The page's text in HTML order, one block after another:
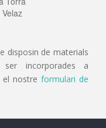
disposin de materials
incorporades a
el nostre formulari de